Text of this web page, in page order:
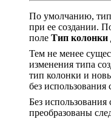
По умолчанию, тип
при ее создании.
поле Тип колонки
Тем не менее
изменения типа
тип колонки и
без использования
Без
преобразованы